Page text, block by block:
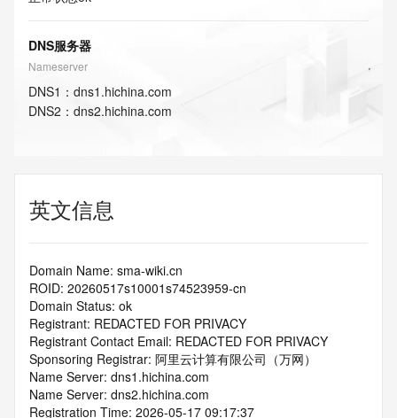
DNS服务器
Nameserver
DNS1 ： dns1.hichina.com
DNS2 ： dns2.hichina.com
英文信息
Domain Name: sma-wiki.cn
ROID: 20260517s10001s74523959-cn
Domain Status: ok
Registrant: REDACTED FOR PRIVACY
Registrant Contact Email: REDACTED FOR PRIVACY
Sponsoring Registrar: 阿里云计算有限公司（万网）
Name Server: dns1.hichina.com
Name Server: dns2.hichina.com
Registration Time: 2026-05-17 09:17:37